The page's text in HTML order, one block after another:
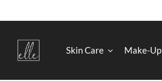
Skin Care Make-Up